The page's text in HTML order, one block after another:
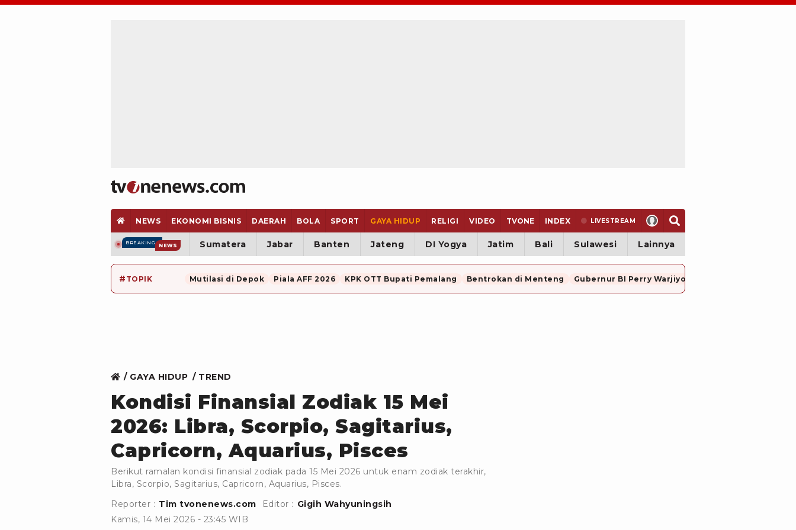
NEWS EKONOMI BISNIS DAERAH BOLA SPORT GAYA HIDUP RELIGI VIDEO TVONE INDEX LIVESTREAM
BREAKING NEWS Sumatera Jabar Banten Jateng DI Yogya Jatim Bali Sulawesi Lainnya
# TOPIK Mutilasi di Depok Piala AFF 2026 KPK OTT Bupati Pemalang Bentrokan di Menteng Gubernur BI Perry Warjiyo Mundur
GAYA HIDUP TREND
Kondisi Finansial Zodiak 15 Mei
2026: Libra, Scorpio, Sagitarius,
Capricorn, Aquarius, Pisces
Berikut ramalan kondisi finansial zodiak pada 15 Mei 2026 untuk enam zodiak terakhir,
Libra, Scorpio, Sagitarius, Capricorn, Aquarius, Pisces.
Reporter : Tim tvonenews.com Editor : Gigih Wahyuningsih
Kamis, 14 Mei 2026 - 23:45 WIB